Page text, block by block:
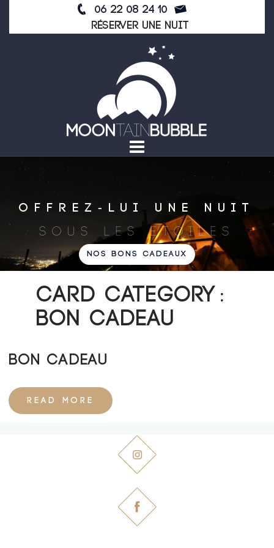
content
06 22 08 24 10
Réserver une nuit
OFFREZ-LUI UNE NUIT
SOUS LES ÉTOILES
NOS BONS CADEAUX
Card Category :
Bon Cadeau
Bon Cadeau
READ MORE